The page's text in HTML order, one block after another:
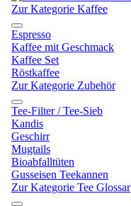
Zur Kategorie Kaffee
Espresso
Kaffee mit Geschmack
Kaffee Set
Röstkaffee
Zur Kategorie Zubehör
Tee-Filter / Tee-Sieb
Kandis
Geschirr
Mugtails
Bioabfalltüten
Gusseisen Teekannen
Zur Kategorie Tee Glossar